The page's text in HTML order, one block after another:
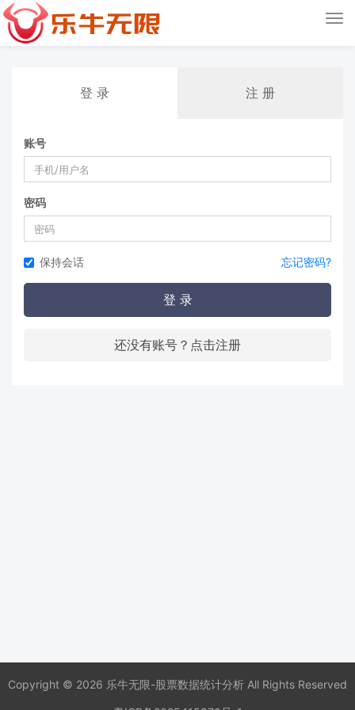
登 录 注 册
账号
密码
保持会话 忘记密码?
登 录
还没有账号？点击注册
Copyright © 2026 乐牛无限-股票数据统计分析 All Rights Reserved